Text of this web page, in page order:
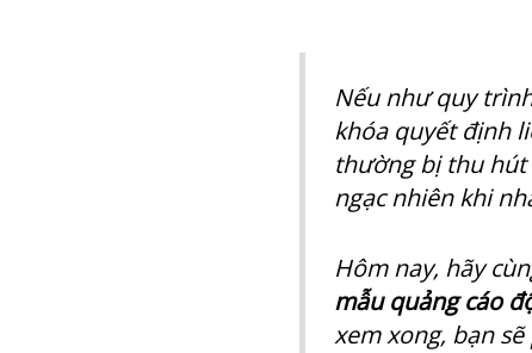
Nếu như quy
khóa quyết định
thường bị thu hút
ngạc nhiên khi
Hôm nay, hãy
mẫu quảng cáo
xem xong, bạn sẽ